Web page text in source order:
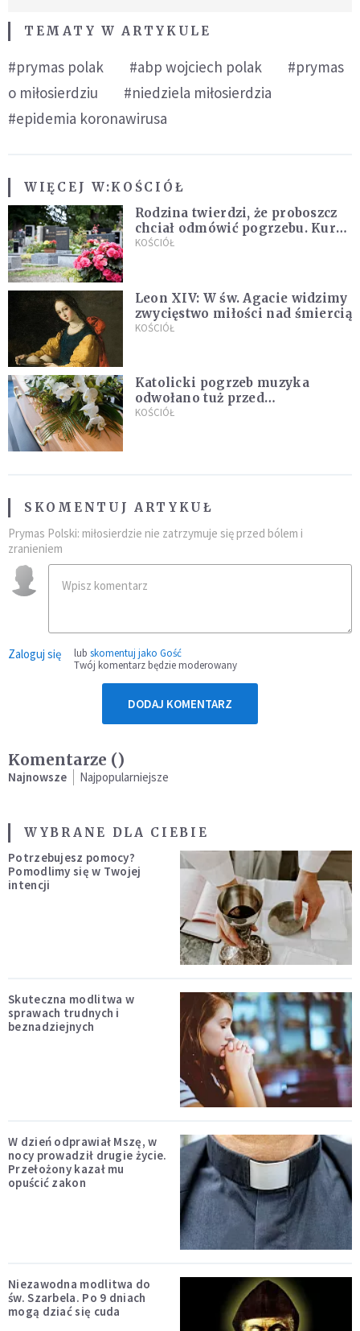
TEMATY W ARTYKULE
#prymas polak #abp wojciech polak
#prymas
o miłosierdziu
#niedziela miłosierdzia
#epidemia koronawirusa
WIĘCEJ W:KOŚCIÓŁ
Rodzina twierdzi, że proboszcz
chciał odmówić pogrzebu. Kuria
zapowiada wyjaśnienia
KOŚCIÓŁ
Leon XIV: W św. Agacie widzimy
zwycięstwo miłości nad śmiercią
KOŚCIÓŁ
Katolicki pogrzeb muzyka
odwołano tuż przed
uroczystością. Powodem była
KOŚCIÓŁ
SKOMENTUJ ARTYKUŁ
Prymas Polski: miłosierdzie nie zatrzymuje się przed bólem i
zranieniem
Zaloguj się lub skomentuj jako Gość
Twój komentarz będzie moderowany
DODAJ KOMENTARZ
Komentarze ()
Najnowsze Najpopularniejsze
WYBRANE DLA CIEBIE
Potrzebujesz pomocy?
Pomodlimy się w Twojej
intencji
Skuteczna modlitwa w
sprawach trudnych i
beznadziejnych
W dzień odprawiał Mszę, w
nocy prowadził drugie życie.
Przełożony kazał mu
opuścić zakon
Niezawodna modlitwa do
św. Szarbela. Po 9 dniach
mogą dziać się cuda